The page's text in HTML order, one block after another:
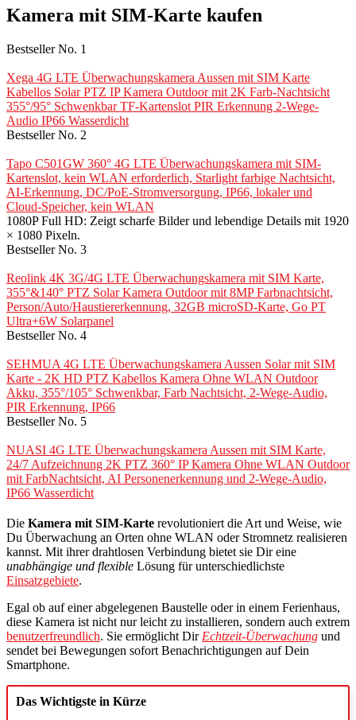
Kamera mit SIM-Karte kaufen
Bestseller No. 1
Xega 4G LTE Überwachungskamera Aussen mit SIM Karte
Kabellos Solar PTZ IP Kamera Outdoor mit 2K Farb-Nachtsicht
355°/95° Schwenkbar TF-Kartenslot PIR Erkennung 2-Wege-
Audio IP66 Wasserdicht
Bestseller No. 2
Tapo C501GW 360° 4G LTE Überwachungskamera mit SIM-
Kartenslot, kein WLAN erforderlich, Starlight farbige Nachtsicht,
AI-Erkennung, DC/PoE-Stromversorgung, IP66, lokaler und
Cloud-Speicher, kein WLAN
1080P Full HD: Zeigt scharfe Bilder und lebendige Details mit 1920
× 1080 Pixeln.
Bestseller No. 3
Reolink 4K 3G/4G LTE Überwachungskamera mit SIM Karte,
355°&140° PTZ Solar Kamera Outdoor mit 8MP Farbnachtsicht,
Person/Auto/Haustiererkennung, 32GB microSD-Karte, Go PT
Ultra+6W Solarpanel
Bestseller No. 4
SEHMUA 4G LTE Überwachungskamera Aussen Solar mit SIM
Karte - 2K HD PTZ Kabellos Kamera Ohne WLAN Outdoor
Akku, 355°/105° Schwenkbar, Farb Nachtsicht, 2-Wege-Audio,
PIR Erkennung, IP66
Bestseller No. 5
NUASI 4G LTE Überwachungskamera Aussen mit SIM Karte,
24/7 Aufzeichnung 2K PTZ 360° IP Kamera Ohne WLAN Outdoor
mit FarbNachtsicht, AI Personenerkennung und 2-Wege-Audio,
IP66 Wasserdicht
Die Kamera mit SIM-Karte revolutioniert die Art und Weise, wie
Du Überwachung an Orten ohne WLAN oder Stromnetz realisieren
kannst. Mit ihrer drahtlosen Verbindung bietet sie Dir eine
unabhängige und flexible Lösung für unterschiedlichste
Einsatzgebiete.
Egal ob auf einer abgelegenen Baustelle oder in einem Ferienhaus,
diese Kamera ist nicht nur leicht zu installieren, sondern auch extrem
benutzerfreundlich. Sie ermöglicht Dir Echtzeit-Überwachung und
sendet bei Bewegungen sofort Benachrichtigungen auf Dein
Smartphone.
Das Wichtigste in Kürze